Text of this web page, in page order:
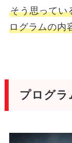
そう思ってい
ログラムの内
プログラ